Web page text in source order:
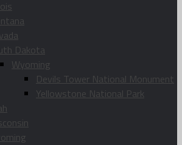
Dakota
Wyoming
Devils Tower National Monument
Yellowstone National Park